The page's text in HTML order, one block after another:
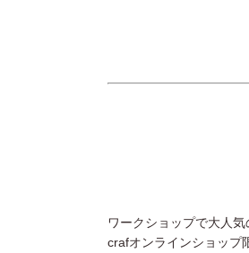
ワークショップで大人
crafオンラインショップ